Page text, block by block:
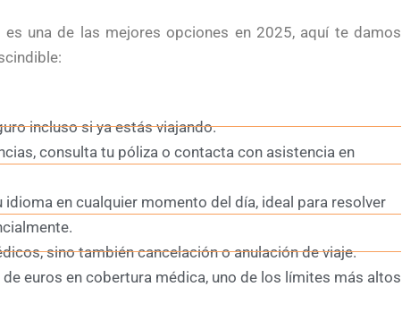
una de las mejores opciones en 2025, aquí te damos
incluso si ya estás viajando.
consulta tu póliza o contacta con asistencia en
en cualquier momento del día, ideal para resolver
sino también cancelación o anulación de viaje.
euros en cobertura médica, uno de los límites más altos